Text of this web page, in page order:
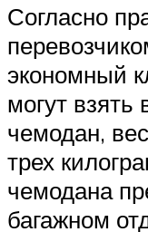
Согласно
экономный
могут взять
чемодан,
трех
чемодана
багажном